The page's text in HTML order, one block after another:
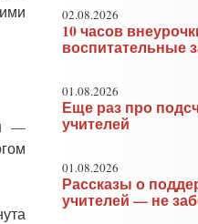
—
02.08.2026
10 часов
воспитательные
01.08.2026
Еще раз про
учителей
01.08.2026
Рассказы о
учителей — не